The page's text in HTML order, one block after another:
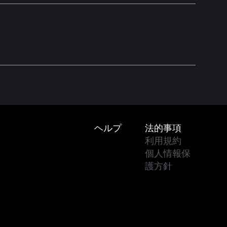
Footer
ヘルプ
法的事項
利用規約
個人情報保
護方針